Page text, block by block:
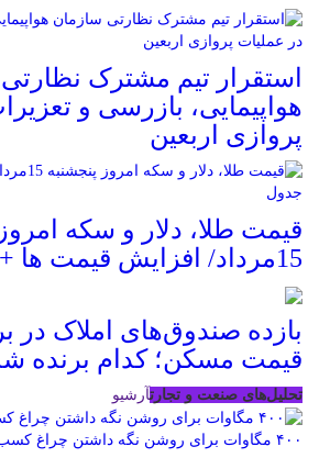
استقرار تیم مشترک
هواپیمایی، بازرسی و
پروازی اربعین
قیمت طلا، دلار و سکه
15مرداد/ افزایش قیمت ها + جدول
بازده صندوق‌های املاک در
قیمت مسکن؛ کدام برنده
تحلیل‌های صنعت و تجارتآرشیو
۴۰۰ مگاوات برای روشن نگه داشتن چراغ کسب‌وکار‌ها